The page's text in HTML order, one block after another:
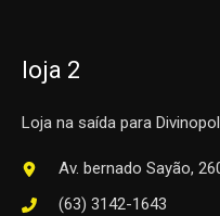
loja 2
Loja na saída para
Av. bernado Sayão,
(63) 3142-1643